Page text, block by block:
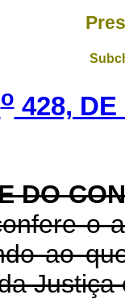
o428, DE
DO
o
ao